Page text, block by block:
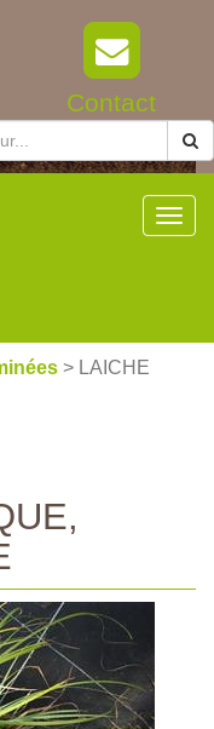
Contact
> LAICHE